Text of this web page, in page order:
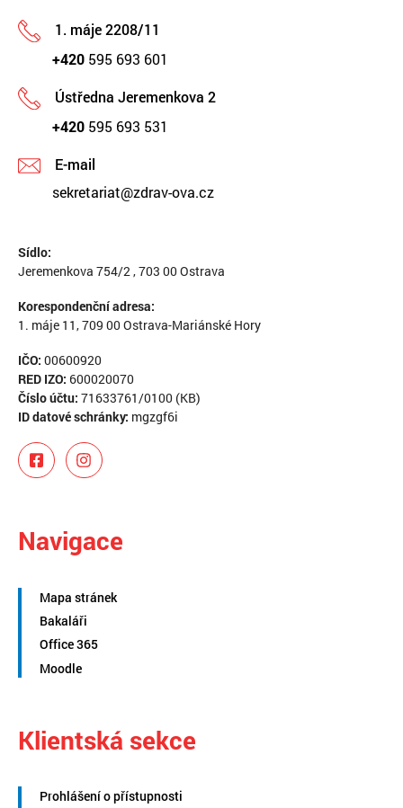
1. máje 2208/11
+420 595 693 601
Ústředna Jeremenkova 2
+420 595 693 531
E-mail
sekretariat@zdrav-ova.cz
Sídlo:
Jeremenkova 754/2 , 703 00 Ostrava
Korespondenční adresa:
1. máje 11, 709 00 Ostrava-Mariánské Hory
IČO: 00600920
RED IZO: 600020070
Číslo účtu: 71633761/0100 (KB)
ID datové schránky: mgzgf6i
Navigace
Mapa stránek
Bakaláři
Office 365
Moodle
Klientská sekce
Prohlášení o přístupnosti